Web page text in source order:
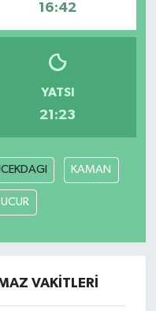
16:42
YATSI
21:23
KAMAN
VAKITLERI